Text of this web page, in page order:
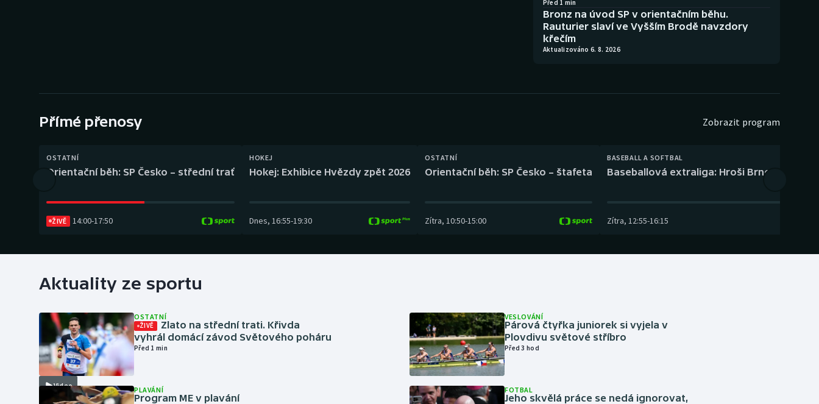
Futsal Parasport Volejbal
Před 1 min
Bronz na úvod SP v orientačním běhu.
Rauturier slaví ve Vyšším Brodě navzdory
křečím
Aktualizováno 6. 8. 2026
Přímé přenosy Zobrazit program
OSTATNÍ
Orientační běh: SP Česko – střední trať
ŽIVĚ 14:00-17:50
HOKEJ
Hokej: Exhibice Hvězdy zpět 2026
Dnes, 16:55-19:30
OSTATNÍ
Orientační běh: SP Česko – štafeta
Zítra, 10:50-15:00
BASEBALL A SOFTBAL
Baseballová extraliga: Hroši Brno – Eagles
Zítra, 12:55-16:15
Aktuality ze sportu
Video
OSTATNÍ
ŽIVĚ
Zlato na střední trati. Křivda
vyhrál domácí závod Světového poháru
Před 1 min
PLAVÁNÍ
Program ME v plavání
VESLOVÁNÍ
Párová čtyřka juniorek si vyjela v
Plovdivu světové stříbro
Před 3 hod
FOTBAL
Jeho skvělá práce se nedá ignorovat,